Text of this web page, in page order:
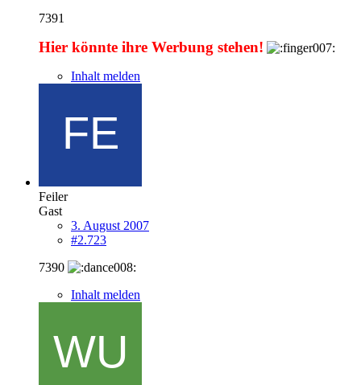
7391
Hier könnte ihre Werbung stehen!
Inhalt melden
Feiler
Gast
3. August 2007
#2.723
7390
Inhalt melden